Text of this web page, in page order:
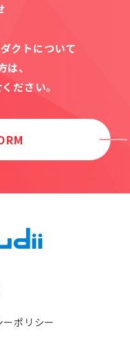
クトについて
、
ださい。
ーポリシー